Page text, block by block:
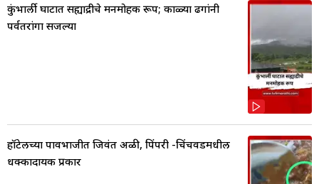
कुंभार्ली घाटात सह्याद्रीचे मनमोहक रूप; काळ्या ढगांनी
पर्वतरांगा सजल्या
हॉटेलच्या पावभाजीत जिवंत अळी, पिंपरी -चिंचवडमधील
धक्कादायक प्रकार